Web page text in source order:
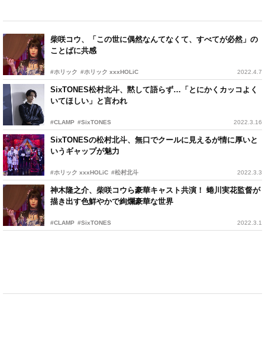
柴咲コウ、「この世に偶然なんてなくて、すべてが必然」の
ことばに共感
#ホリック #ホリック xxxHOLiC 2022.4.7
SixTONES松村北斗、黙して語らず…「とにかくカッコよく
いてほしい」と言われ
#CLAMP #SixTONES 2022.3.16
SixTONESの松村北斗、無口でクールに見えるが情に厚いと
いうギャップが魅力
#ホリック xxxHOLiC #松村北斗 2022.3.3
神木隆之介、柴咲コウら豪華キャスト共演！ 蜷川実花監督が
描き出す色鮮やかで絢爛豪華な世界
#CLAMP #SixTONES 2022.3.1